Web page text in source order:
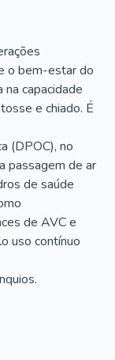
o bem-estar do
capacidade
e chiado. É
(DPOC), no
passagem de ar
de saúde
de AVC e
uso contínuo